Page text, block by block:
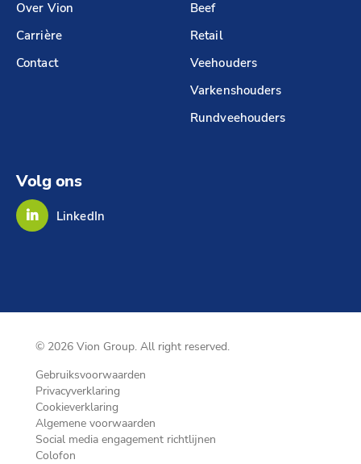
Over Vion
Carrière
Contact
Beef
Retail
Veehouders
Varkenshouders
Rundveehouders
Volg ons
LinkedIn
© 2026 Vion Group. All right reserved.
Gebruiksvoorwaarden
Privacyverklaring
Cookieverklaring
Algemene voorwaarden
Social media engagement richtlijnen
Colofon